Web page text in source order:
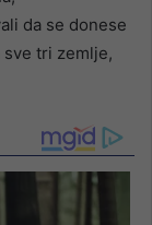
da se donese
sve tri zemlje,